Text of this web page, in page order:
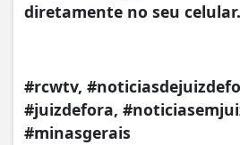
diretamente no seu celular.
#rcwtv,
#juizdefora,
#minasgerais